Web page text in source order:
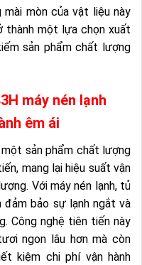
mài mòn của vật liệu này
thành một lựa chọn xuất
sản phẩm chất lượng
máy nén lạnh
êm ái
một sản phẩm chất lượng
mang lại hiệu suất vận
Với máy nén lạnh, tủ
đảm bảo sự lạnh ngắt và
Công nghệ tiên tiến này
ngon lâu hơn mà còn
kiệm chi phí vận hành